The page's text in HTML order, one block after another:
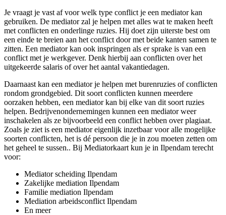
Je vraagt je vast af voor welk type conflict je een mediator kan
gebruiken. De mediator zal je helpen met alles wat te maken heeft
met conflicten en onderlinge ruzies. Hij doet zijn uiterste best om
een einde te breien aan het conflict door met beide kanten samen te
zitten. Een mediator kan ook inspringen als er sprake is van een
conflict met je werkgever. Denk hierbij aan conflicten over het
uitgekeerde salaris of over het aantal vakantiedagen.
Daarnaast kan een mediator je helpen met burenruzies of conflicten
rondom grondgebied. Dit soort conflicten kunnen meerdere
oorzaken hebben, een mediator kan bij elke van dit soort ruzies
helpen. Bedrijvenondernemingen kunnen een mediator weer
inschakelen als ze bijvoorbeeld een conflict hebben over plagiaat.
Zoals je ziet is een mediator eigenlijk inzetbaar voor alle mogelijke
soorten conflicten, het is dé persoon die je in zou moeten zetten om
het geheel te sussen.. Bij Mediatorkaart kun je in Ilpendam terecht
voor:
Mediator scheiding Ilpendam
Zakelijke mediation Ilpendam
Familie mediation Ilpendam
Mediation arbeidsconflict Ilpendam
En meer